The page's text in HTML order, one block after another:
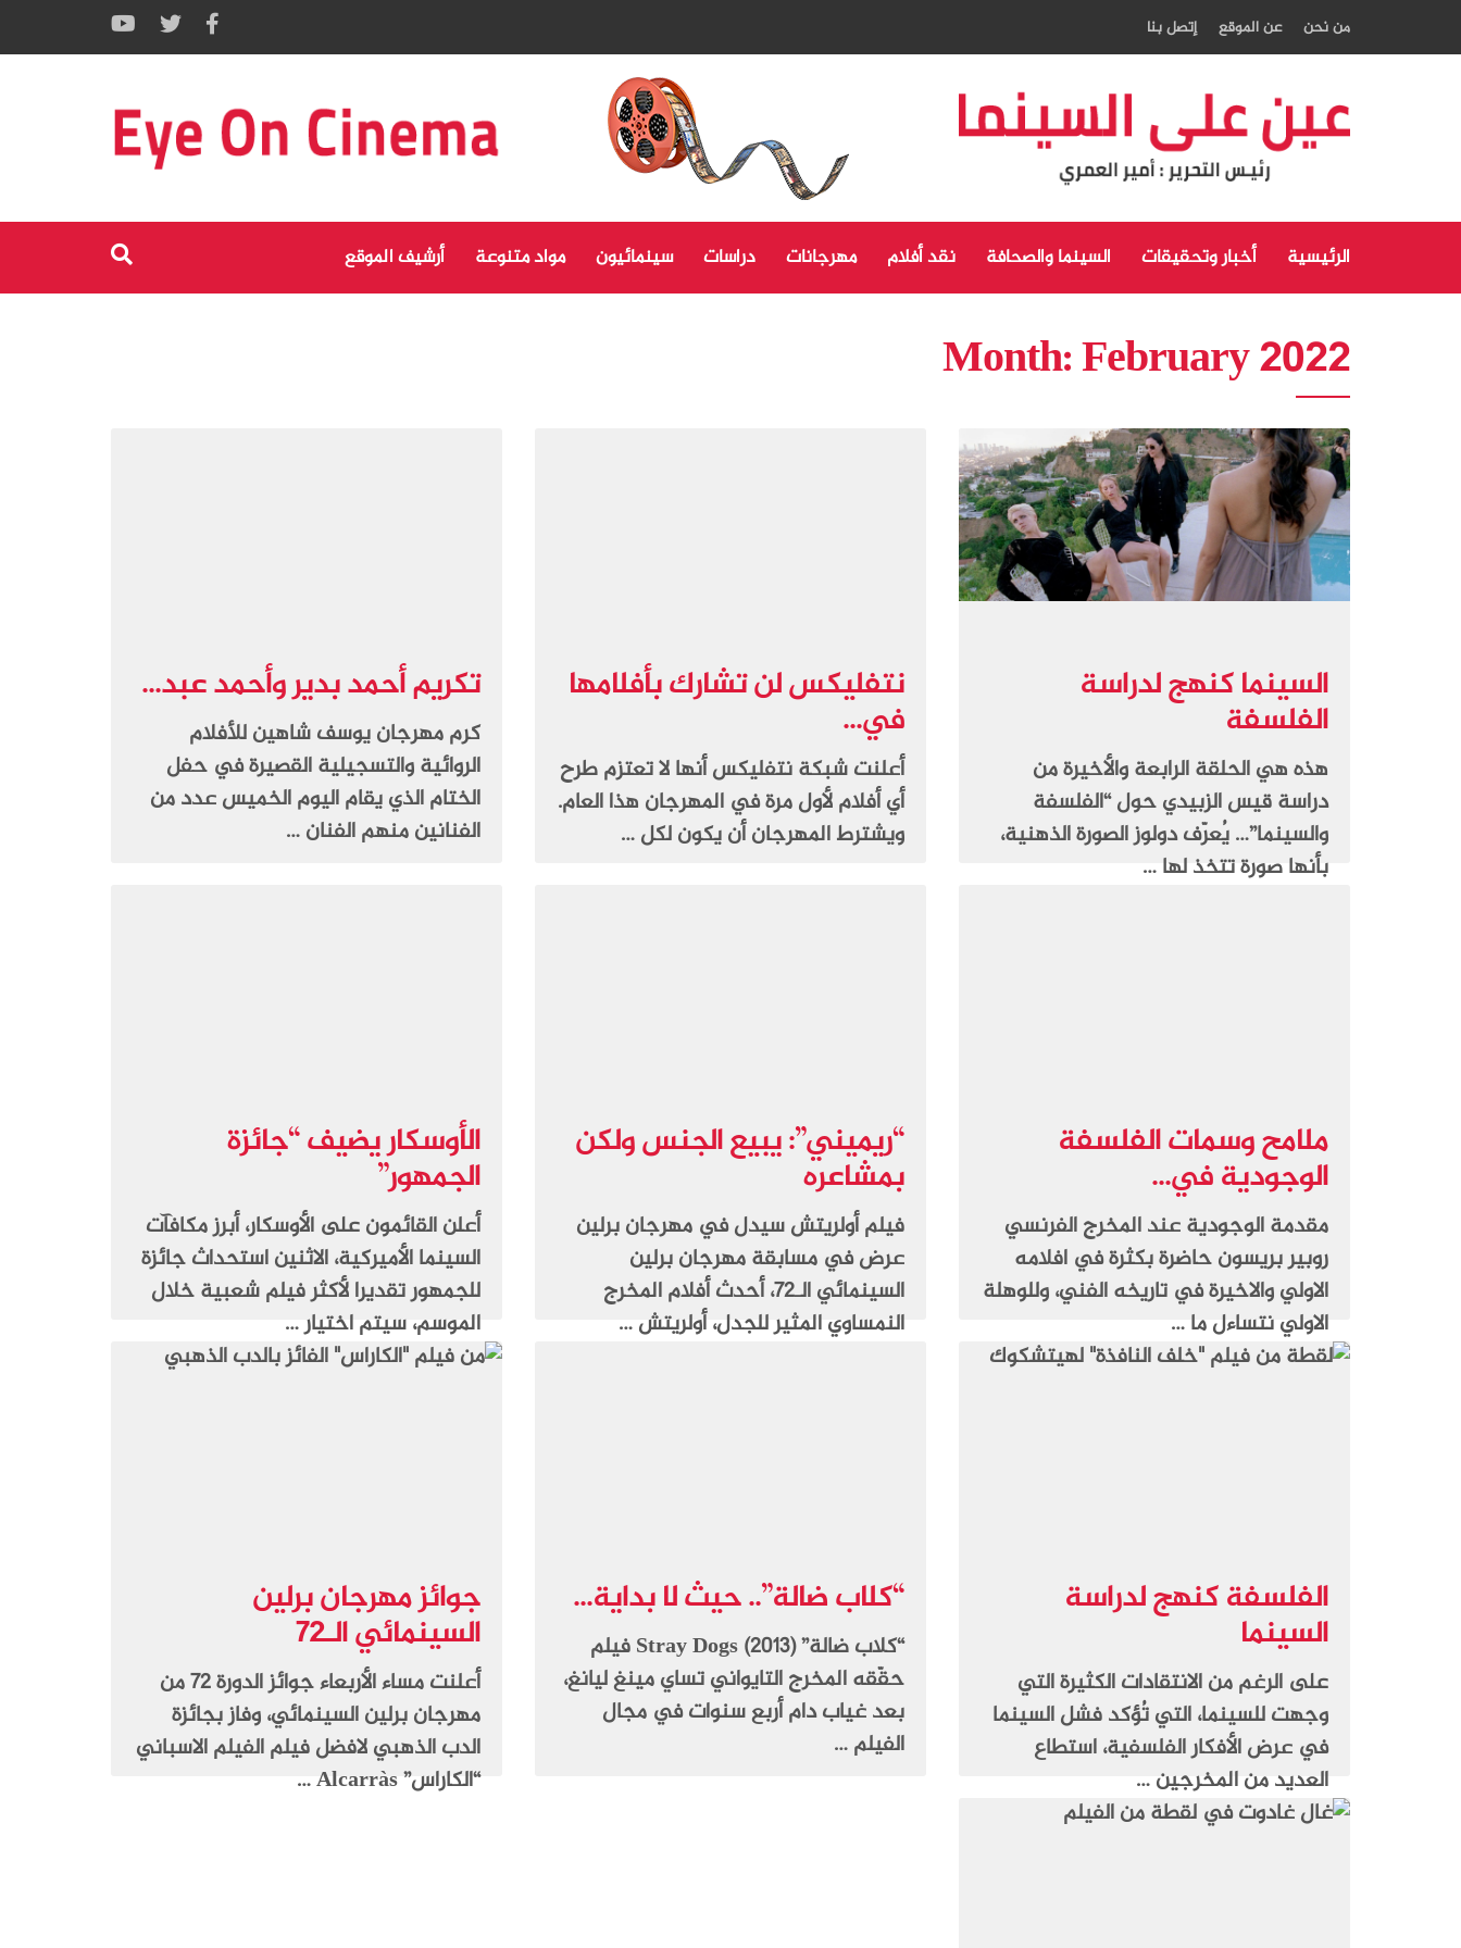
من نحن عن الموقع إتصل بنا
الرئيسية أخبار وتحقيقات السينما والصحافة نقد أفلام مهرجانات دراسات سينمائيون مواد متنوعة أرشيف الموقع
Month:February 2022
السينما كنهج لدراسة
الفلسفة
هذه هي الحلقة الرابعة والأخيرة من
دراسة قيس الزبيدي حول “الفلسفة
والسينما”… يُعرّف دولوز الصورة الذهنية،
بأنها صورة تتخذ لها …
نتفليكس لن تشارك بأفلامها
في...
أعلنت شبكة نتفليكس أنها لا تعتزم طرح
أي أفلام لأول مرة في المهرجان هذا العام.
ويشترط المهرجان أن يكون لكل …
تكريم أحمد بدير وأحمد عبد...
كرم مهرجان يوسف شاهين للأفلام
الروائية والتسجيلية القصيرة في حفل
الختام الذي يقام اليوم الخميس عدد من
الفنانين منهم الفنان …
ملامح وسمات الفلسفة
الوجودية في...
مقدمة الوجودية عند المخرج الفرنسي
روبير بريسون حاضرة بكثرة في افلامه
الاولي والاخيرة في تاريخه الفني، وللوهلة
الاولي نتساءل ما …
“ريميني”: يبيع الجنس ولكن
بمشاعره
فيلم أولريتش سيدل في مهرجان برلين
عرض في مسابقة مهرجان برلين
السينمائي الـ72، أحدث أفلام المخرج
النمساوي المثير للجدل، أولريتش …
الأوسكار يضيف “جائزة
الجمهور”
أعلن القائمون على الأوسكار، أبرز مكافآت
السينما الأميركية، الاثنين استحداث جائزة
للجمهور تقديرا لأكثر فيلم شعبية خلال
الموسم، سيتم اختيار …
الفلسفة كنهج لدراسة
السينما
على الرغم من الانتقادات الكثيرة التي
وجهت للسينما، التي تُؤكد فشل السينما
في عرض الأفكار الفلسفية، استطاع
العديد من المخرجين …
“كلاب ضالة”.. حيث لا بداية...
“كلاب ضالة” Stray Dogs (2013) فيلم
حقّقه المخرج التايواني تساي مينغ ليانغ،
بعد غياب دام أربع سنوات في مجال
الفيلم …
جوائز مهرجان برلين
السينمائي الـ72
أعلنت مساء الأربعاء جوائز الدورة 72 من
مهرجان برلين السينمائي، وفاز بجائزة
الدب الذهبي لافضل فيلم الفيلم الاسباني
“الكاراس” Alcarràs …